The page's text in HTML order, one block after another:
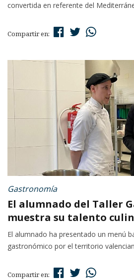
convertida en referente del
Compartir en:
Gastronomía
El alumnado del Taller
muestra su talento
El alumnado ha presentado un menú
gastronómico por el territorio
Compartir en: